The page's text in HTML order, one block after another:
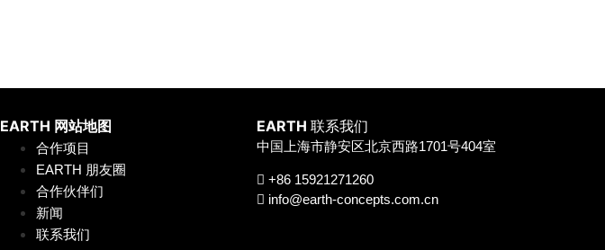
EARTH 网站地图
合作项目
EARTH 朋友圈
合作伙伴们
新闻
联系我们
EARTH 联系我们
中国上海市静安区北京西路1701号404室
+86 15921271260
info@earth-concepts.com.cn